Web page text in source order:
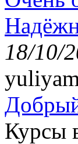
18/10/
Курсы